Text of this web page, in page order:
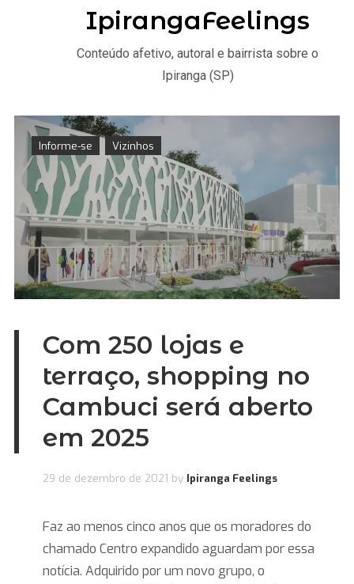
Informe-se Vizinhos
Com 250 lojas e
terraço, shopping no
Cambuci será aberto
em 2025
29 de dezembro de 2021 by Ipiranga Feelings
Faz ao menos cinco anos que os moradores do
chamado Centro expandido aguardam por essa
notícia. Adquirido por um novo grupo, o
IpirangaFeelings
Conteúdo afetivo, autoral e bairrista sobre o
Ipiranga (SP)